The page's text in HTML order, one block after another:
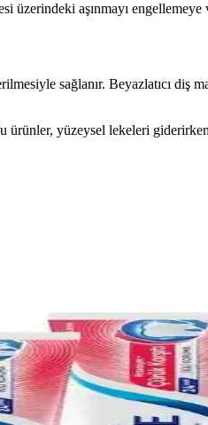
aşınmayı
sağlanır. Beyazlatıcı diş
yüzeysel lekeleri
ağız sağlığını koruyabilirsiniz.
İpuçları
önerileriyle sağlıklı dişler ve diş